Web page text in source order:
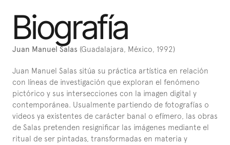
Biografía
Juan Manuel Salas (Guadalajara, México, 1992)
Juan Manuel Salas sitúa su práctica artística en relación
con líneas de investigación que exploran el fenómeno
pictórico y sus intersecciones con la imagen digital y
contemporánea. Usualmente partiendo de fotografías o
videos ya existentes de carácter banal o efímero, las obras
de Salas pretenden resignificar las imágenes mediante el
ritual de ser pintadas, transformadas en materia y